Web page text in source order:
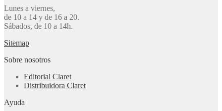
Lunes a viernes,
de 10 a 14 y de 16 a 20.
Sábados, de 10 a 14h.
Sitemap
Sobre nosotros
Editorial Claret
Distribuidora Claret
Ayuda